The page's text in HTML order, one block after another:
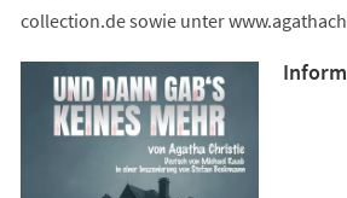
collection.de sowie unter